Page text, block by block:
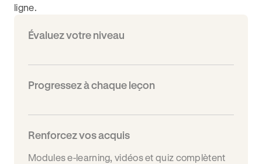
ligne.
Évaluez votre niveau
Progressez à chaque leçon
Renforcez vos acquis
Modules e-learning, vidéos et quiz complètent